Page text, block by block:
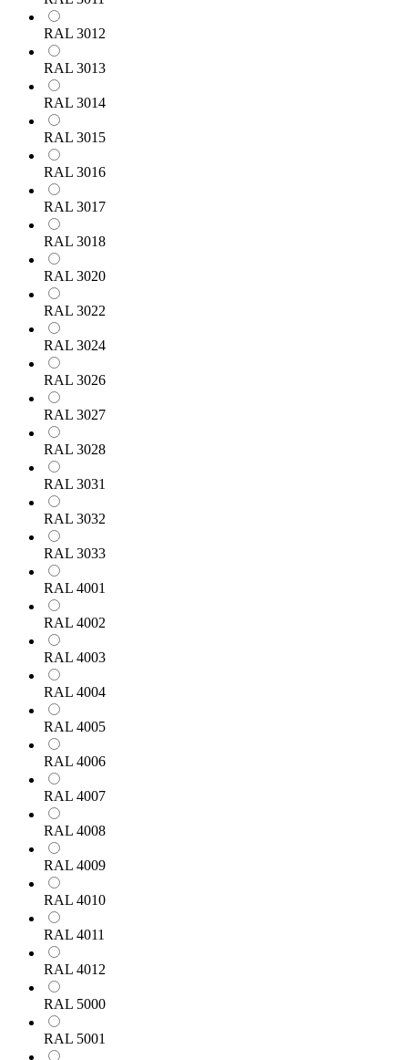
RAL 3012
RAL 3013
RAL 3014
RAL 3015
RAL 3016
RAL 3017
RAL 3018
RAL 3020
RAL 3022
RAL 3024
RAL 3026
RAL 3027
RAL 3028
RAL 3031
RAL 3032
RAL 3033
RAL 4001
RAL 4002
RAL 4003
RAL 4004
RAL 4005
RAL 4006
RAL 4007
RAL 4008
RAL 4009
RAL 4010
RAL 4011
RAL 4012
RAL 5000
RAL 5001